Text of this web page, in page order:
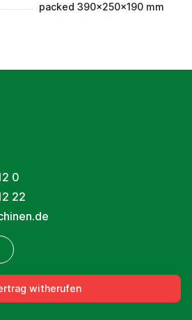
packed 390x250x190 mm
0
22
witherufen